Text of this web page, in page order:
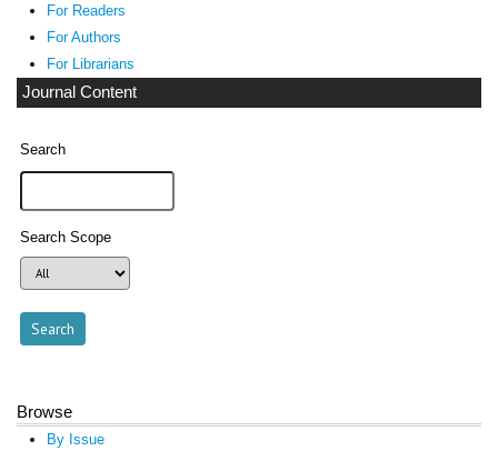
For Readers
For Authors
For Librarians
Journal Content
Search
Search Scope
Browse
By Issue